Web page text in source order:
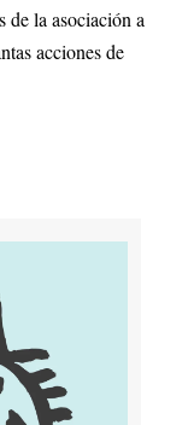
de la asociación a
acciones de